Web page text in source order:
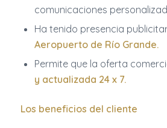
comunicaciones
Ha tenido presencia
Aeropuerto de Río Grande.
Permite que la oferta
y actualizada 24 x 7.
Los beneficios del cliente